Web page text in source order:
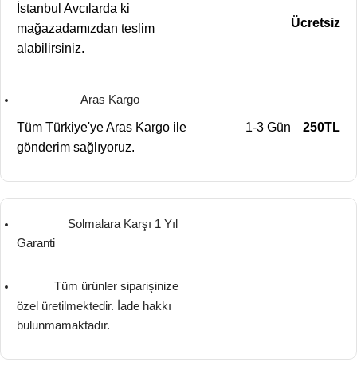
İstanbul Avcılarda ki
mağazadamızdan teslim
alabilirsiniz.
Ücretsiz
Aras Kargo
Tüm Türkiye'ye Aras Kargo ile
gönderim sağlıyoruz.
1-3 Gün 250TL
Solmalara Karşı 1 Yıl
Garanti
Tüm ürünler siparişinize
özel üretilmektedir. İade hakkı
bulunmamaktadır.